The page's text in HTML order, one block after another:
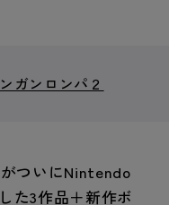
ガンロンパ２
ついにNintendo
た3作品＋新作ボ